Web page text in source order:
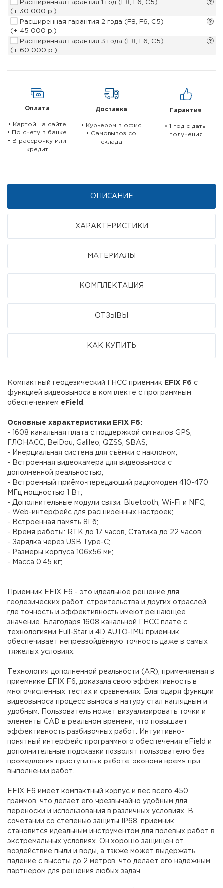
Расширенная гарантия 1 год (F8, F6, С5)
(+ 30 000 р.)
Расширенная гарантия 2 года (F8, F6, С5)
(+ 45 000 р.)
Расширенная гарантия 3 года (F8, F6, С5)
(+ 60 000 р.)
Оплата
• Картой на сайте
• По счёту в банке
• В рассрочку или
кредит
Доставка
• Курьером в офис
• Самовывоз со
склада
Гарантия
• 1 год c даты
получения
ОПИСАНИЕ
ХАРАКТЕРИСТИКИ
МАТЕРИАЛЫ
КОМПЛЕКТАЦИЯ
ОТЗЫВЫ
КАК КУПИТЬ
Компактный геодезический ГНСС приёмник EFIX F6 с
функцией видеовыноса в комплекте с программным
обеспечением eField
Основные характеристики EFIX F6:
- 1608 канальная плата с поддержкой сигналов GPS,
ГЛОНАСС, BeiDou, Galileo, QZSS, SBAS;
- Инерциальная система для съёмки с наклоном;
- Встроенная видеокамера для видеовыноса с
дополненной реальностью;
- Встроенный приёмо-передающий радиомодем 410-470
МГц мощностью 1 Вт;
- Дополнительные модули связи: Bluetooth, Wi-Fi и NFC;
- Web-интерфейс для расширенных настроек;
- Встроенная память 8Гб;
- Время работы: RTK до 17 часов, Cтатика до 22 часов;
- Зарядка через USB Type-C;
- Размеры корпуса 106х56 мм;
- Масса 0,45 кг;
Приёмник EFIX F6 - это идеальное решение для
геодезических работ, строительства и других отраслей,
где точность и эффективность имеют решающее
значение. Благодаря 1608 канальной ГНСС плате с
технологиями Full-Star и 4D AUTO-IMU приёмник
обеспечивает непревзойдённую точность даже в самых
тяжелых условиях.
Технология дополненной реальности (AR), применяемая в
приемнике EFIX F6, доказала свою эффективность в
многочисленных тестах и сравнениях. Благодаря функции
видеовыноса процесс выноса в натуру стал наглядным и
удобным. Пользователь может визуализировать точки и
элементы CAD в реальном времени, что повышает
эффективность разбивочных работ. Интуитивно-
понятный интерфейс программного обеспечения eField и
дополнительные подсказки позволят пользователю без
промедления приступить к работе, экономя время при
выполнении работ.
EFIX F6 имеет компактный корпус и вес всего 450
граммов, что делает его чрезвычайно удобным для
переноски и использования в различных условиях. В
сочетании со степенью защиты IP68, приёмник
становится идеальным инструментом для полевых работ в
экстремальных условиях. Он хорошо защищен от
воздействие пыли и воды, а также может выдержать
падение с высоты до 2 метров, что делает его надежным
партнером для решения любых задач.